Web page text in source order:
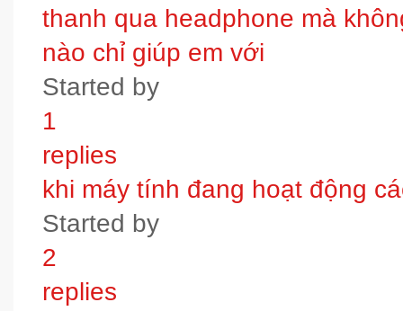
thanh qua headphone mà
nào chỉ giúp em với
Started by
1
replies
khi máy tính đang hoạt động
Started by
2
replies